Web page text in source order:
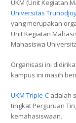
UKM (Unit Kegiatan
Universitas
yang merupakan
Unit Kegiatan
Mahasiswa
Organisasi ini
kampus ini masih
UKM Triple-C adalah
tingkat Perguruan
kemahasiswaan.